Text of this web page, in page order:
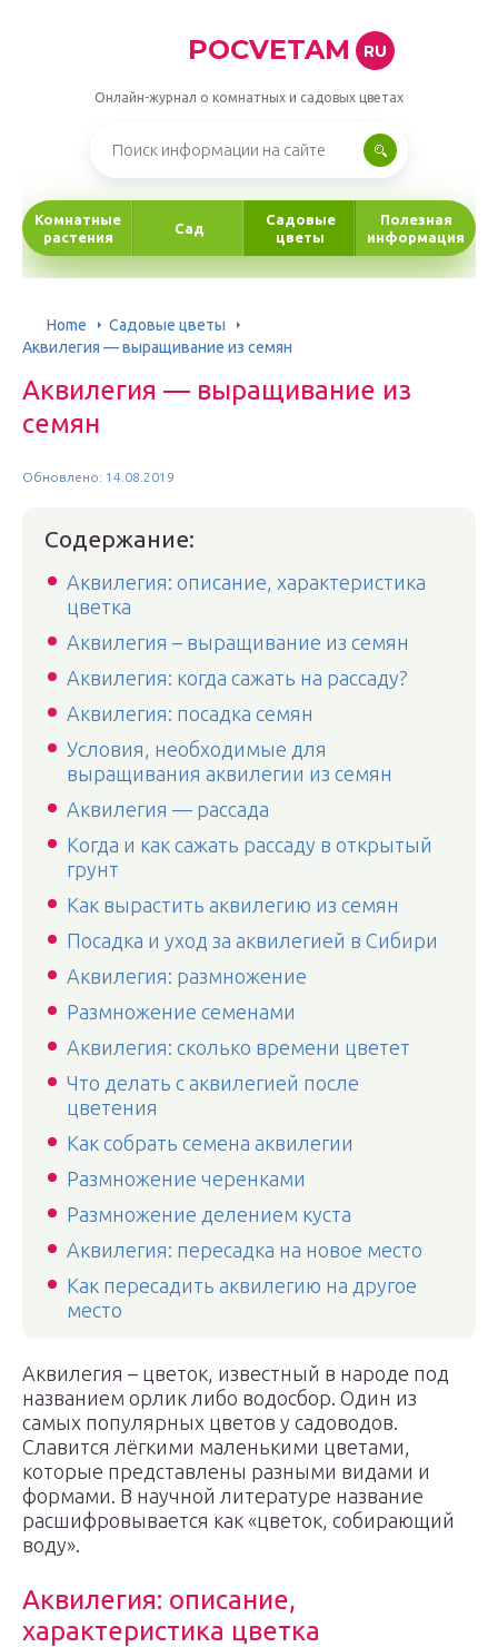
POCVETAM RU
Онлайн-журнал о комнатных и садовых цветах
Комнатные
растения
Сад
Садовые
цветы
Полезная
информация
Home
Садовые цветы
Аквилегия — выращивание из семян
Аквилегия — выращивание из
семян
Обновлено: 14.08.2019
Содержание:
Аквилегия: описание, характеристика
цветка
Аквилегия – выращивание из семян
Аквилегия: когда сажать на рассаду?
Аквилегия: посадка семян
Условия, необходимые для
выращивания аквилегии из семян
Аквилегия — рассада
Когда и как сажать рассаду в открытый
грунт
Как вырастить аквилегию из семян
Посадка и уход за аквилегией в Сибири
Аквилегия: размножение
Размножение семенами
Аквилегия: сколько времени цветет
Что делать с аквилегией после
цветения
Как собрать семена аквилегии
Размножение черенками
Размножение делением куста
Аквилегия: пересадка на новое место
Как пересадить аквилегию на другое
место
Аквилегия – цветок, известный в народе под
названием орлик либо водосбор. Один из
самых популярных цветов у садоводов.
Славится лёгкими маленькими цветами,
которые представлены разными видами и
формами. В научной литературе название
расшифровывается как «цветок, собирающий
воду».
Аквилегия: описание,
характеристика цветка